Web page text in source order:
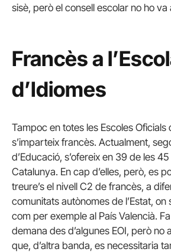
sisè, però el consell escolar no ho va
Francès a
d’Idiomes
Tampoc en totes les Escoles Oficials
s’imparteix francès. Actualment,
d’Educació, s’ofereix en 39 de les
Catalunya. En cap d’elles, però, es
treure’s el nivell C2 de francès, a
comunitats autònomes de l’Estat, on
com per exemple al País Valencià.
demana des d’algunes EOI, però no
que, d’altra banda, es necessitaria